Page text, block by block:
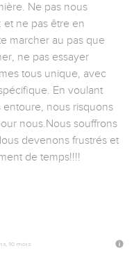
Ne pas nous
et ne pas être en
marcher au pas que
ne pas essayer
tous unique, avec
En voulant
nous risquons
nous.Nous souffrons
devenons frustrés et
de temps!!!!
10 mois